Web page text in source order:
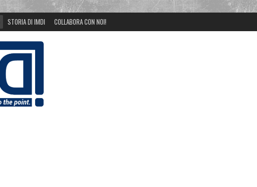
STORIA DI IMDI COLLABORA CON NOI!